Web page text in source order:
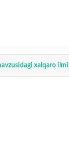
xalqaro